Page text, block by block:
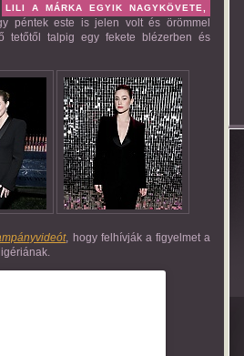
LILI A MÁRKA EGYIK NAGYKÖVETE,
péntek este is jelen volt és örömmel
tetőtől talpig egy fekete blézerben és
, hogy felhívják a figyelmet a